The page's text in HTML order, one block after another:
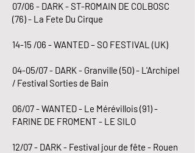
07/06 - DARK - ST-ROMAIN DE COLBOSC
(76) - La Fete Du Cirque
14-15 /06 - WANTED – SO FESTIVAL (UK)
04-05/07 - DARK - Granville (50) - L'Archipel
/ Festival Sorties de Bain
06/07 - WANTED - Le Mérévillois (91) -
FARINE DE FROMENT - LE SILO
12/07 - DARK - Festival jour de fête - Rouen